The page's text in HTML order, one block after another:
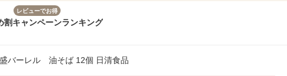
割
レビューでお得
キャンペーンランキング
バーレル 油そば 12個 日清食品